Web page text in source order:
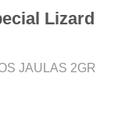
Lizard
JAULAS 2GR